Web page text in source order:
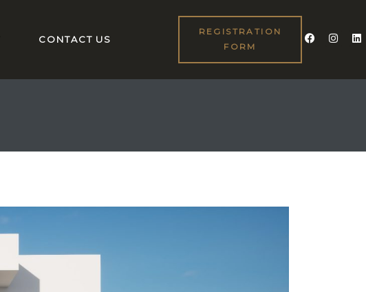
CONTACT US
REGISTRATION
FORM